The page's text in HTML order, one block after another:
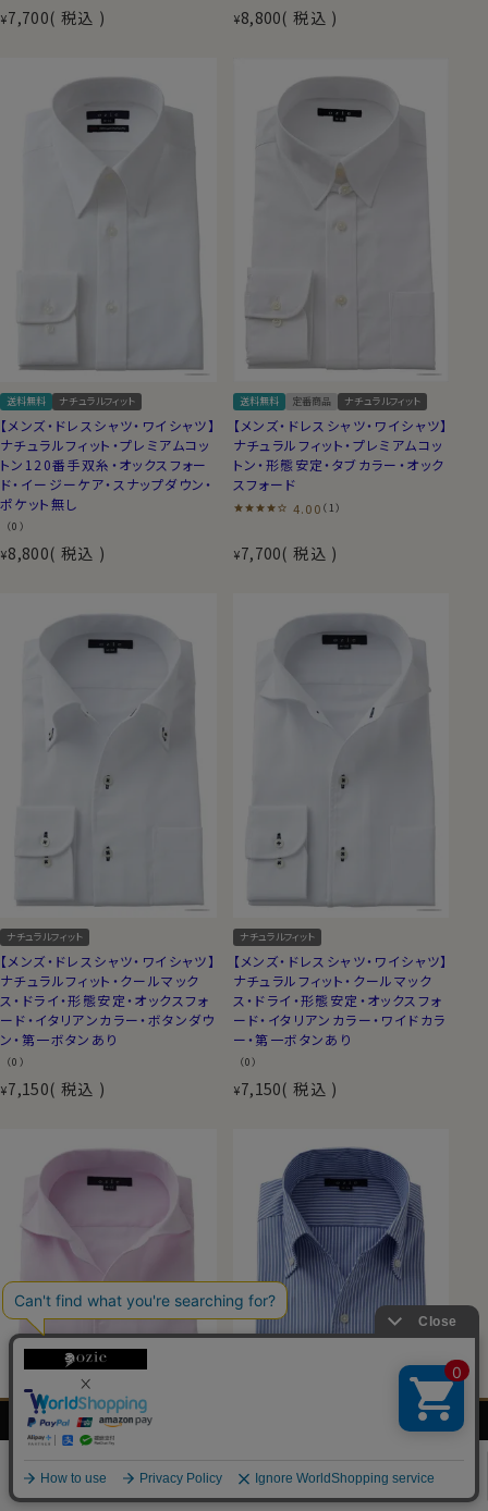
メンズ
シャツ
シャツの
基礎知識
¥7,700 税込 ¥8,800 税込
送料無料 ナチュラルフィット
【メンズ・ドレスシャツ・ワイシャツ】
ナチュラルフィット・プレミアムコッ
トン120番手双糸・オックスフォー
ド・イージーケア・スナップダウン・
ポケット無し
（0）
¥8,800 税込
送料無料 定番商品 ナチュラルフィット
【メンズ・ドレスシャツ・ワイシャツ】
ナチュラルフィット・プレミアムコッ
トン・形態安定・タブカラー・オック
スフォード
4.00 （1）
¥7,700 税込
ナチュラルフィット
【メンズ・ドレスシャツ・ワイシャツ】
ナチュラルフィット・クールマック
ス・ドライ・形態安定・オックスフォ
ード・イタリアンカラー・ボタンダウ
ン・第一ボタンあり
（0）
¥7,150 税込
ナチュラルフィット
【メンズ・ドレスシャツ・ワイシャツ】
ナチュラルフィット・クールマック
ス・ドライ・形態安定・オックスフォ
ード・イタリアンカラー・ワイドカラ
ー・第一ボタンあり
（0）
¥7,150 税込
ナチュラルフィット
【メンズ・ドレスシャツ・ワイシャツ】
ナチュラルフィット
【メンズ・ドレスシャツ・ワイシャツ】